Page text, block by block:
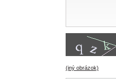
(iný obrázok)